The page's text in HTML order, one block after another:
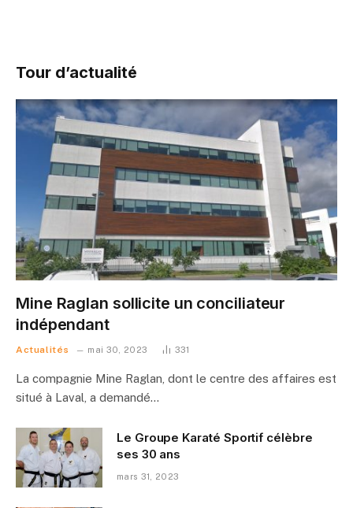
Tour d’actualité
Mine Raglan sollicite un conciliateur
indépendant
Actualités mai 30, 2023 331
La compagnie Mine Raglan, dont le centre des affaires est
situé à Laval, a demandé…
Le Groupe Karaté Sportif célèbre
ses 30 ans
mars 31, 2023